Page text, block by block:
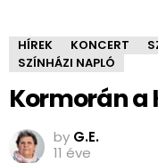
HÍREK KONCERT
SZÍNHÁZI NAPLÓ
Kormorán a
by G.E.
11 éve